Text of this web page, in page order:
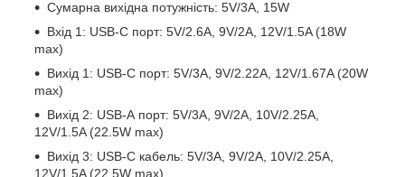
Сумарна вихідна потужність: 5V/3A, 15W
Вхід 1: USB-C порт: 5V/2.6A, 9V/2A, 12V/1.5A (18W
max)
Вихід 1: USB-C порт: 5V/3A, 9V/2.22A, 12V/1.67A (20W
max)
Вихід 2: USB-А порт: 5V/3A, 9V/2A, 10V/2.25A,
12V/1.5A (22.5W max)
Вихід 3: USB-C кабель: 5V/3A, 9V/2A, 10V/2.25A,
12V/1.5A (22.5W max)